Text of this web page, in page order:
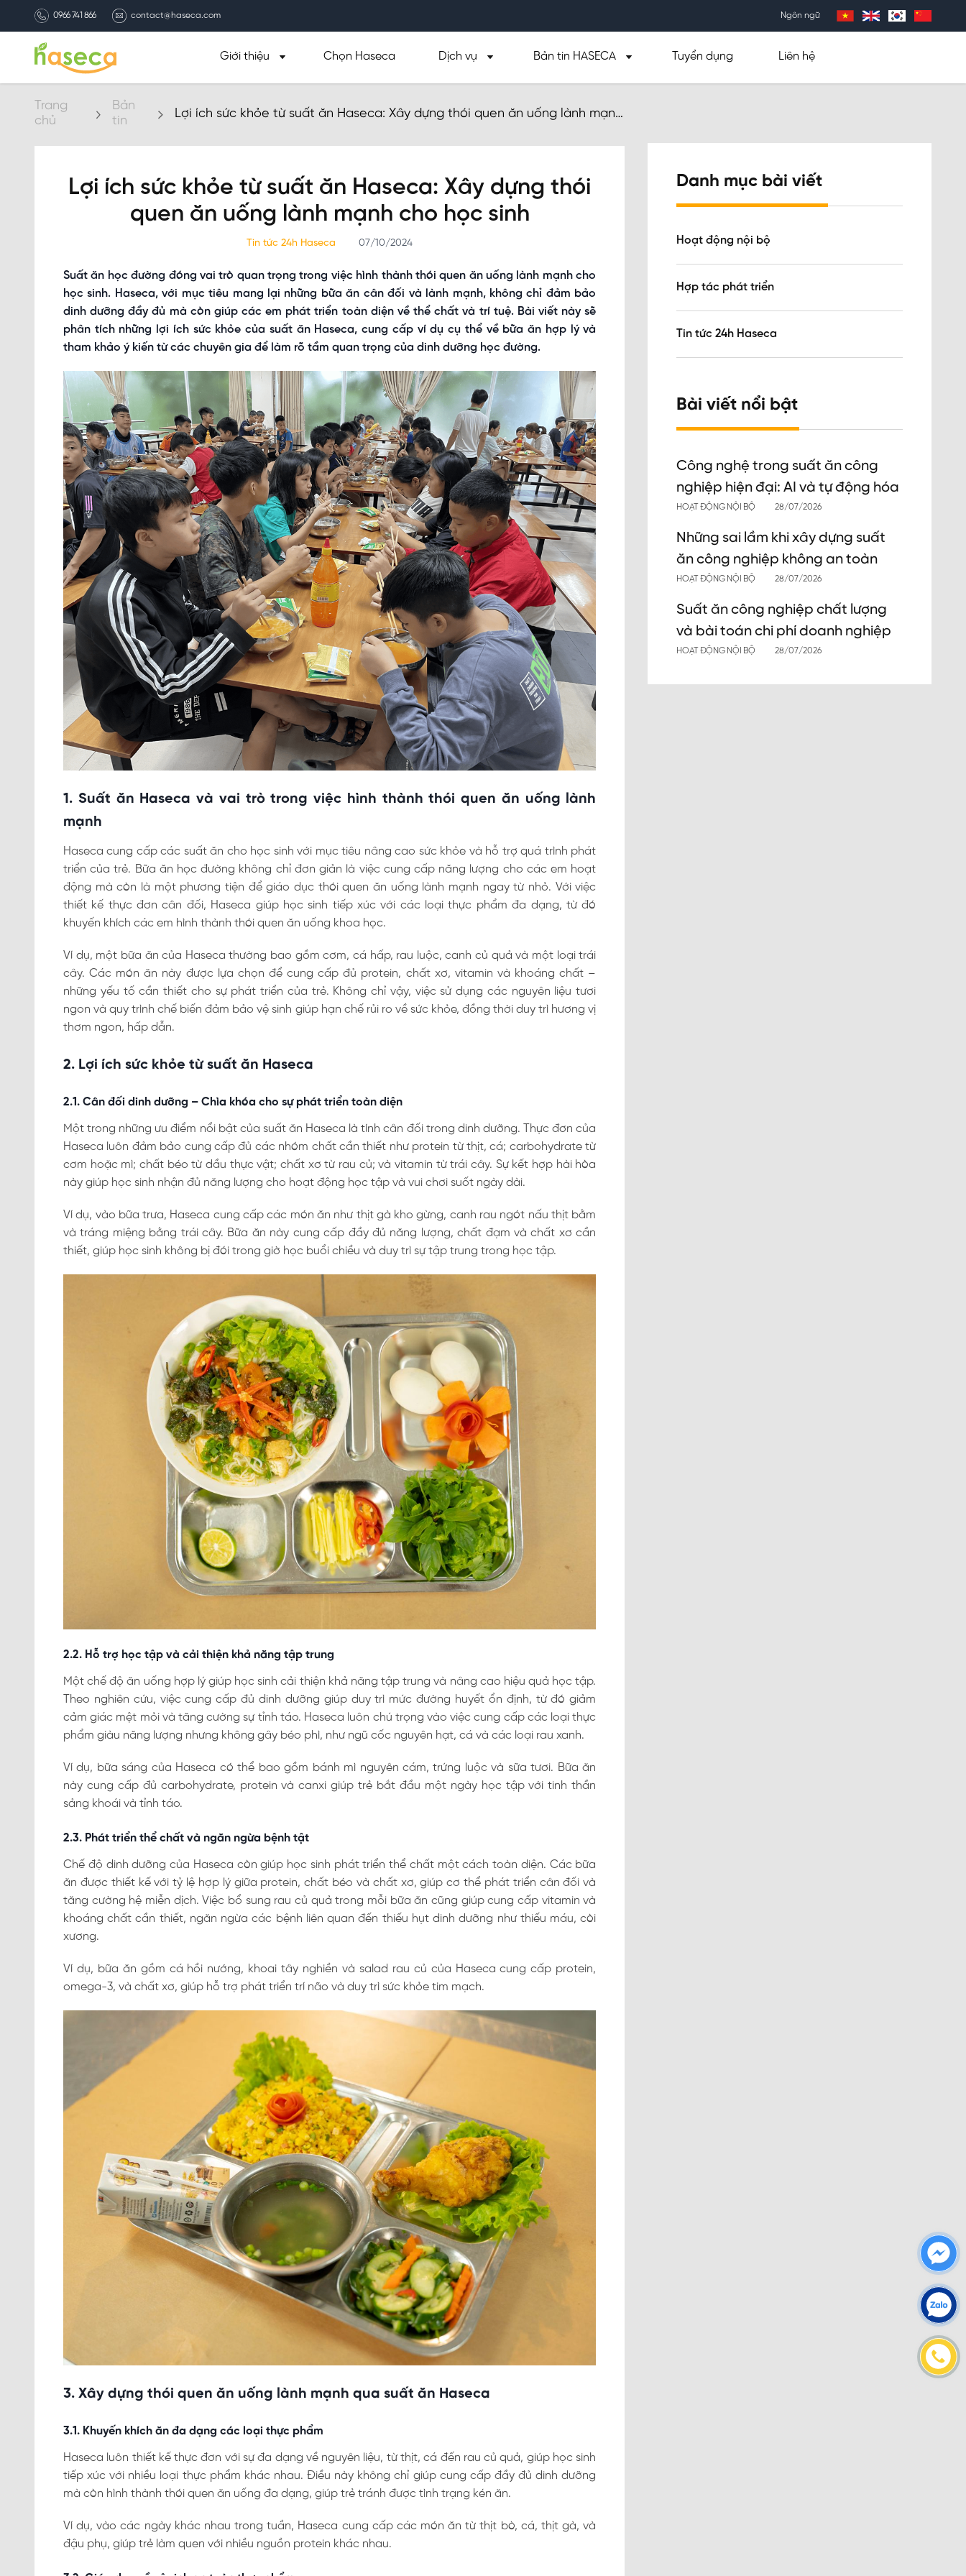
0966 741 866 contact@haseca.com Ngôn ngữ
Giới thiệu Chọn Haseca Dịch vụ Bản tin HASECA Tuyển dụng Liên hệ
Trang
chủ
Bản
tin
Lợi ích sức khỏe từ suất ăn Haseca: Xây dựng thói quen ăn uống lành mạnh
Lợi ích sức khỏe từ suất ăn Haseca: Xây dựng thói
quen ăn uống lành mạnh cho học sinh
Tin tức 24h Haseca 07/10/2024
Suất ăn học đường đóng vai trò quan trọng trong việc hình thành thói quen ăn uống lành mạnh cho
học sinh. Haseca, với mục tiêu mang lại những bữa ăn cân đối và lành mạnh, không chỉ đảm bảo
dinh dưỡng đầy đủ mà còn giúp các em phát triển toàn diện về thể chất và trí tuệ. Bài viết này sẽ
phân tích những lợi ích sức khỏe của suất ăn Haseca, cung cấp ví dụ cụ thể về bữa ăn hợp lý và
tham khảo ý kiến từ các chuyên gia để làm rõ tầm quan trọng của dinh dưỡng học đường.
1. Suất ăn Haseca và vai trò trong việc hình thành thói quen ăn uống lành
mạnh
Haseca cung cấp các suất ăn cho học sinh với mục tiêu nâng cao sức khỏe và hỗ trợ quá trình phát
triển của trẻ. Bữa ăn học đường không chỉ đơn giản là việc cung cấp năng lượng cho các em hoạt
động mà còn là một phương tiện để giáo dục thói quen ăn uống lành mạnh ngay từ nhỏ. Với việc
thiết kế thực đơn cân đối, Haseca giúp học sinh tiếp xúc với các loại thực phẩm đa dạng, từ đó
khuyến khích các em hình thành thói quen ăn uống khoa học.
Ví dụ, một bữa ăn của Haseca thường bao gồm cơm, cá hấp, rau luộc, canh củ quả và một loại trái
cây. Các món ăn này được lựa chọn để cung cấp đủ protein, chất xơ, vitamin và khoáng chất –
những yếu tố cần thiết cho sự phát triển của trẻ. Không chỉ vậy, việc sử dụng các nguyên liệu tươi
ngon và quy trình chế biến đảm bảo vệ sinh giúp hạn chế rủi ro về sức khỏe, đồng thời duy trì hương vị
thơm ngon, hấp dẫn.
2. Lợi ích sức khỏe từ suất ăn Haseca
2.1. Cân đối dinh dưỡng – Chìa khóa cho sự phát triển toàn diện
Một trong những ưu điểm nổi bật của suất ăn Haseca là tính cân đối trong dinh dưỡng. Thực đơn của
Haseca luôn đảm bảo cung cấp đủ các nhóm chất cần thiết như protein từ thịt, cá; carbohydrate từ
cơm hoặc mì; chất béo từ dầu thực vật; chất xơ từ rau củ; và vitamin từ trái cây. Sự kết hợp hài hòa
này giúp học sinh nhận đủ năng lượng cho hoạt động học tập và vui chơi suốt ngày dài.
Ví dụ, vào bữa trưa, Haseca cung cấp các món ăn như thịt gà kho gừng, canh rau ngót nấu thịt bằm
và tráng miệng bằng trái cây. Bữa ăn này cung cấp đầy đủ năng lượng, chất đạm và chất xơ cần
thiết, giúp học sinh không bị đói trong giờ học buổi chiều và duy trì sự tập trung trong học tập.
2.2. Hỗ trợ học tập và cải thiện khả năng tập trung
Một chế độ ăn uống hợp lý giúp học sinh cải thiện khả năng tập trung và nâng cao hiệu quả học tập.
Theo nghiên cứu, việc cung cấp đủ dinh dưỡng giúp duy trì mức đường huyết ổn định, từ đó giảm
cảm giác mệt mỏi và tăng cường sự tỉnh táo. Haseca luôn chú trọng vào việc cung cấp các loại thực
phẩm giàu năng lượng nhưng không gây béo phì, như ngũ cốc nguyên hạt, cá và các loại rau xanh.
Ví dụ, bữa sáng của Haseca có thể bao gồm bánh mì nguyên cám, trứng luộc và sữa tươi. Bữa ăn
này cung cấp đủ carbohydrate, protein và canxi giúp trẻ bắt đầu một ngày học tập với tinh thần
sảng khoái và tỉnh táo.
2.3. Phát triển thể chất và ngăn ngừa bệnh tật
Chế độ dinh dưỡng của Haseca còn giúp học sinh phát triển thể chất một cách toàn diện. Các bữa
ăn được thiết kế với tỷ lệ hợp lý giữa protein, chất béo và chất xơ, giúp cơ thể phát triển cân đối và
tăng cường hệ miễn dịch. Việc bổ sung rau củ quả trong mỗi bữa ăn cũng giúp cung cấp vitamin và
khoáng chất cần thiết, ngăn ngừa các bệnh liên quan đến thiếu hụt dinh dưỡng như thiếu máu, còi
xương.
Ví dụ, bữa ăn gồm cá hồi nướng, khoai tây nghiền và salad rau củ của Haseca cung cấp protein,
omega-3, và chất xơ, giúp hỗ trợ phát triển trí não và duy trì sức khỏe tim mạch.
3. Xây dựng thói quen ăn uống lành mạnh qua suất ăn Haseca
3.1. Khuyến khích ăn đa dạng các loại thực phẩm
Haseca luôn thiết kế thực đơn với sự đa dạng về nguyên liệu, từ thịt, cá đến rau củ quả, giúp học sinh
tiếp xúc với nhiều loại thực phẩm khác nhau. Điều này không chỉ giúp cung cấp đầy đủ dinh dưỡng
mà còn hình thành thói quen ăn uống đa dạng, giúp trẻ tránh được tình trạng kén ăn.
Ví dụ, vào các ngày khác nhau trong tuần, Haseca cung cấp các món ăn từ thịt bò, cá, thịt gà, và
đậu phụ, giúp trẻ làm quen với nhiều nguồn protein khác nhau.
Danh mục bài viết
Hoạt động nội bộ
Hợp tác phát triển
Tin tức 24h Haseca
Bài viết nổi bật
Công nghệ trong suất ăn công
nghiệp hiện đại: AI và tự động hóa
HOẠT ĐỘNG NỘI BỘ 28/07/2026
Những sai lầm khi xây dựng suất
ăn công nghiệp không an toàn
HOẠT ĐỘNG NỘI BỘ 28/07/2026
Suất ăn công nghiệp chất lượng
và bài toán chi phí doanh nghiệp
HOẠT ĐỘNG NỘI BỘ 28/07/2026